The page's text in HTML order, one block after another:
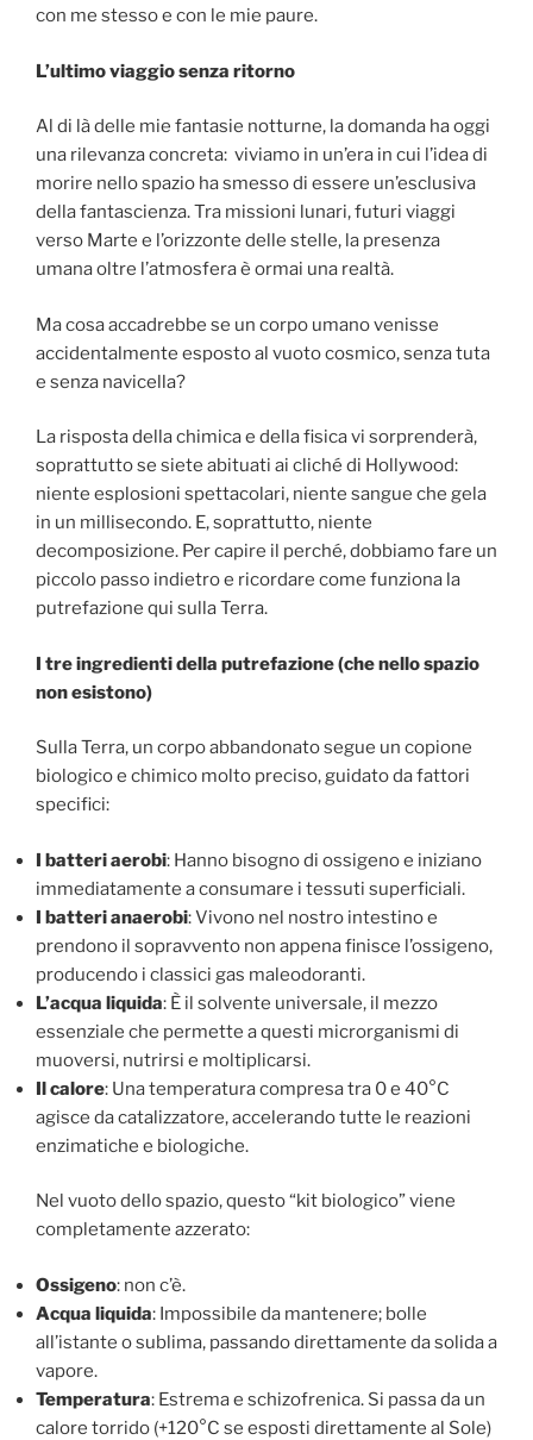
con me stesso e con le mie paure.
L’ultimo viaggio senza ritorno
Al di là delle mie fantasie notturne, la domanda ha oggi
una rilevanza concreta: viviamo in un’era in cui l’idea di
morire nello spazio ha smesso di essere un’esclusiva
della fantascienza. Tra missioni lunari, futuri viaggi
verso Marte e l’orizzonte delle stelle, la presenza
umana oltre l’atmosfera è ormai una realtà.
Ma cosa accadrebbe se un corpo umano venisse
accidentalmente esposto al vuoto cosmico, senza tuta
e senza navicella?
La risposta della chimica e della fisica vi sorprenderà,
soprattutto se siete abituati ai cliché di Hollywood:
niente esplosioni spettacolari, niente sangue che gela
in un millisecondo. E, soprattutto, niente
decomposizione. Per capire il perché, dobbiamo fare un
piccolo passo indietro e ricordare come funziona la
putrefazione qui sulla Terra.
I tre ingredienti della putrefazione (che nello spazio
non esistono)
Sulla Terra, un corpo abbandonato segue un copione
biologico e chimico molto preciso, guidato da fattori
specifici:
I batteri aerobi: Hanno bisogno di ossigeno e iniziano
immediatamente a consumare i tessuti superficiali.
I batteri anaerobi: Vivono nel nostro intestino e
prendono il sopravvento non appena finisce l’ossigeno,
producendo i classici gas maleodoranti.
L’acqua liquida: È il solvente universale, il mezzo
essenziale che permette a questi microrganismi di
muoversi, nutrirsi e moltiplicarsi.
Il calore: Una temperatura compresa tra 0 e 40°C
agisce da catalizzatore, accelerando tutte le reazioni
enzimatiche e biologiche.
Nel vuoto dello spazio, questo “kit biologico” viene
completamente azzerato:
Ossigeno: non c’è.
Acqua liquida: Impossibile da mantenere; bolle
all’istante o sublima, passando direttamente da solida a
vapore.
Temperatura: Estrema e schizofrenica. Si passa da un
calore torrido (+120°C se esposti direttamente al Sole)